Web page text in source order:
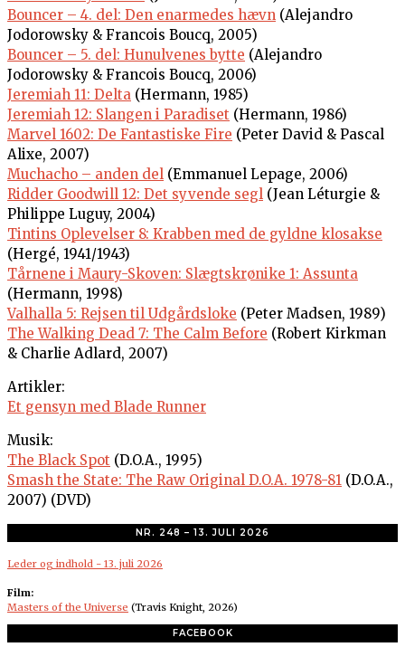
Bouncer – 4. del: Den enarmedes hævn (Alejandro
Jodorowsky & Francois Boucq, 2005)
Bouncer – 5. del: Hunulvenes bytte (Alejandro
Jodorowsky & Francois Boucq, 2006)
Jeremiah 11: Delta (Hermann, 1985)
Jeremiah 12: Slangen i Paradiset (Hermann, 1986)
Marvel 1602: De Fantastiske Fire (Peter David & Pascal
Alixe, 2007)
Muchacho – anden del (Emmanuel Lepage, 2006)
Ridder Goodwill 12: Det syvende segl (Jean Léturgie &
Philippe Luguy, 2004)
Tintins Oplevelser 8: Krabben med de gyldne klosakse
(Hergé, 1941/1943)
Tårnene i Maury-Skoven: Slægtskrønike 1: Assunta
(Hermann, 1998)
Valhalla 5: Rejsen til Udgårdsloke (Peter Madsen, 1989)
The Walking Dead 7: The Calm Before (Robert Kirkman
& Charlie Adlard, 2007)
Artikler:
Et gensyn med Blade Runner
Musik:
The Black Spot (D.O.A., 1995)
Smash the State: The Raw Original D.O.A. 1978-81 (D.O.A.,
2007) (DVD)
NR. 248 – 13. JULI 2026
Leder og indhold - 13. juli 2026
Film:
Masters of the Universe (Travis Knight, 2026)
FACEBOOK